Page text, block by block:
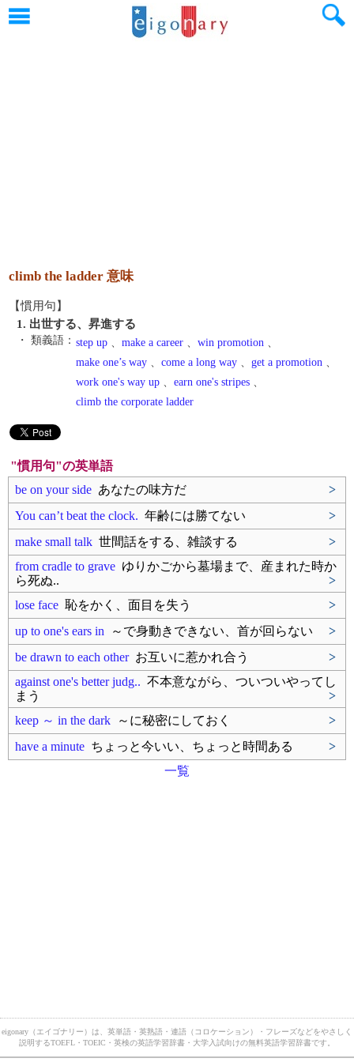
climb the ladder 意味
【慣用句】
1. 出世する、昇進する
・ 類義語： step up 、 make a career 、 win promotion 、
make one’s way 、 come a long way 、 get a promotion 、
work one's way up 、 earn one's stripes 、
climb the corporate ladder
"慣用句"の英単語
be on your side あなたの味方だ
>
You can’t beat the clock. 年齢には勝てない
>
make small talk 世間話をする、雑談する
>
from cradle to grave ゆりかごから墓場まで、産まれた時か
ら死ぬ..
>
lose face 恥をかく、面目を失う
>
up to one's ears in ～で身動きできない、首が回らない
>
be drawn to each otherお互いに惹かれ合う
>
against one's better judg.. 不本意ながら、ついついやってし
まう
>
keep ～ in the dark ～に秘密にしておく
>
have a minute ちょっと今いい、ちょっと時間ある
>
一覧
eigonary（エイゴナリー）は、英単語・英熟語・連語（コロケーション）・フレーズなどをやさしく
説明するTOEFL・TOEIC・英検の英語学習辞書・大学入試向けの無料英語学習辞書です。